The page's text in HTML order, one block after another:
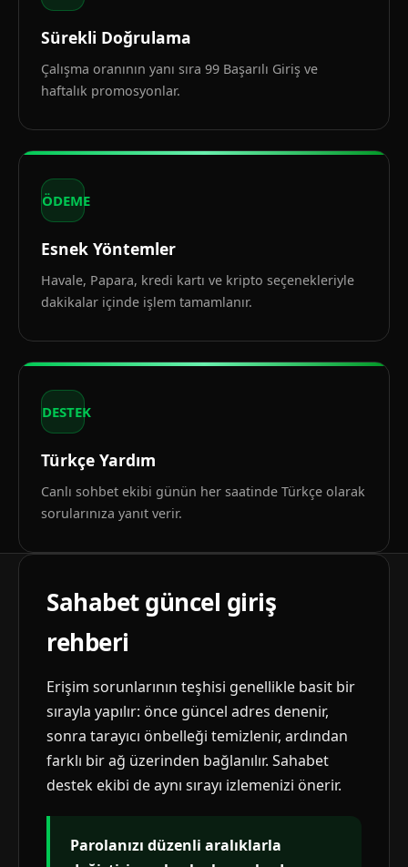
Sürekli Doğrulama
Çalışma oranının yanı sıra 99 Başarılı Giriş ve
haftalık promosyonlar.
ÖDEME
Esnek Yöntemler
Havale, Papara, kredi kartı ve kripto seçenekleriyle
dakikalar içinde işlem tamamlanır.
DESTEK
Türkçe Yardım
Canlı sohbet ekibi günün her saatinde Türkçe olarak
sorularınıza yanıt verir.
Sahabet güncel giriş
rehberi
Erişim sorunlarının teşhisi genellikle basit bir
sırayla yapılır: önce güncel adres denenir,
sonra tarayıcı önbelleği temizlenir, ardından
farklı bir ağ üzerinden bağlanılır. Sahabet
destek ekibi de aynı sırayı izlemenizi önerir.
Parolanızı düzenli aralıklarla